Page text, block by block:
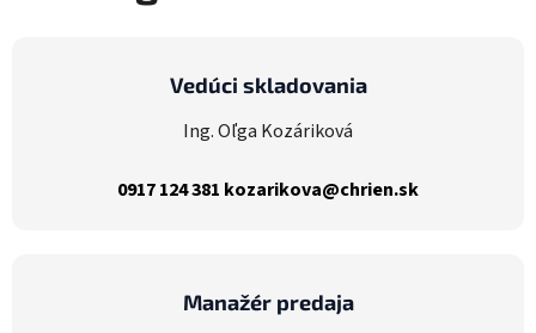
Vedúci skladovania
Ing. Oľga Kozáriková
0917 124 381 kozarikova@chrien.sk
Manažér predaja